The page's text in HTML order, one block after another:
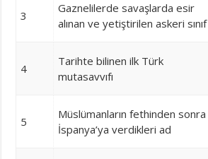
3
Gaznelilerde savaşlarda esir
alınan ve yetiştirilen askeri sınıf
4
Tarihte bilinen ilk Türk
mutasavvıfı
5
Müslümanların fethinden sonra
İspanya’ya verdikleri ad